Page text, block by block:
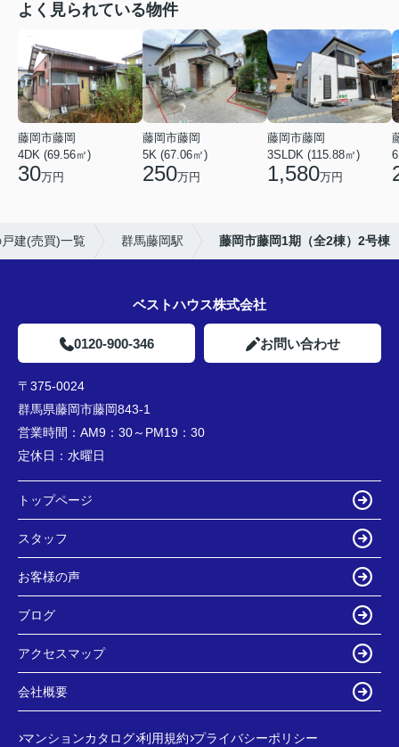
よく見られている物件
藤岡市藤岡
4DK (69.56㎡)
30万円
藤岡市藤岡
5K (67.06㎡)
250万円
藤岡市藤岡
3SLDK (115.88㎡)
1,580万円
建(売買)一覧 群馬藤岡駅 藤岡市藤岡1期（全2棟）2号棟
ベストハウス株式会社
0120-900-346 お問い合わせ
〒375-0024
群馬県藤岡市藤岡843-1
営業時間： AM9：30～PM19：30
定休日： 水曜日
トップページ
スタッフ
お客様の声
ブログ
アクセスマップ
会社概要
マンションカタログ 利用規約 プライバシーポリシー